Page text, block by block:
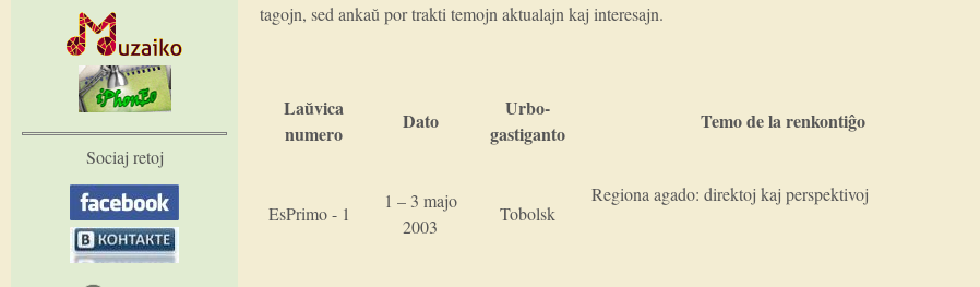
tagojn, sed ankaŭ por trakti temojn aktualajn kaj interesajn.
Laŭvica
numero
Dato
Urbo-
gastiganto
Temo de la renkontiĝo
EsPrimo - 1
1 – 3 majo
2003
Tobolsk
Regiona agado: direktoj kaj perspektivoj
Sociaj retoj